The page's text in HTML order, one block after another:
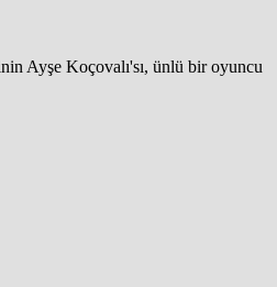
Ayşe Koçovalı'sı, ünlü bir oyuncu